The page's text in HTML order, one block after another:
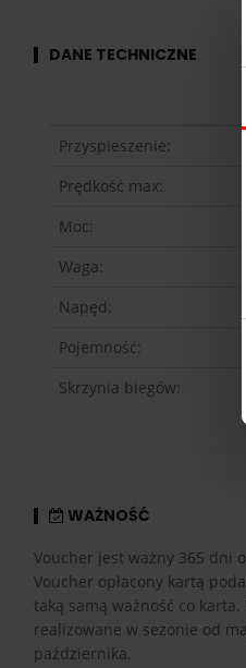
DANE TECHNICZNE
Przyspieszenie:
Prędkość max:
Moc:
Waga:
Napęd:
Pojemność:
Skrzynia biegów:
WAŻNOŚĆ
Voucher jest ważny 365 dni
Voucher opłacony kartą
taką samą ważność co karta.
realizowane w sezonie od
października.